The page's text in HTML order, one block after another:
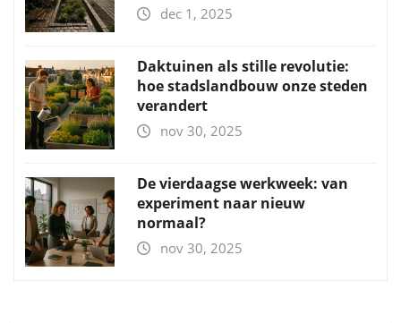
dec 1, 2025
Daktuinen als stille revolutie:
hoe stadslandbouw onze steden
verandert
nov 30, 2025
De vierdaagse werkweek: van
experiment naar nieuw
normaal?
nov 30, 2025